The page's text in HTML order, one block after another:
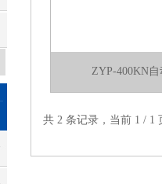
ZYP-400KN
共 2 条记录，当前 1 /